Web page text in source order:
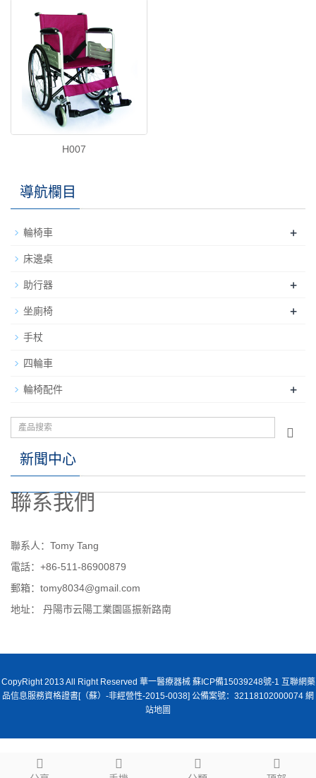
H007
導航欄目
輪椅車 +
床邊桌
助行器 +
坐廁椅 +
手杖
四輪車
輪椅配件 +
新聞中心
聯系我們
聯系人：Tomy Tang
電話：+86-511-86900879
郵箱：tomy8034@gmail.com
地址： 丹陽市云陽工業園區振新路南
CopyRight 2013 All Right Reserved 華一醫療器械 蘇ICP備15039248號-1 互聯網藥
品信息服務資格證書[（蘇）-非經營性-2015-0038] 公備案號：32118102000074 網
站地圖